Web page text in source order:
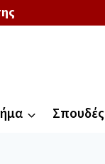
Σπουδές